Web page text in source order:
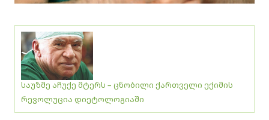
საუზმე აჩუქე მტერს – ცნობილი ქართველი ექიმის
რევოლუცია დიეტოლოგიაში